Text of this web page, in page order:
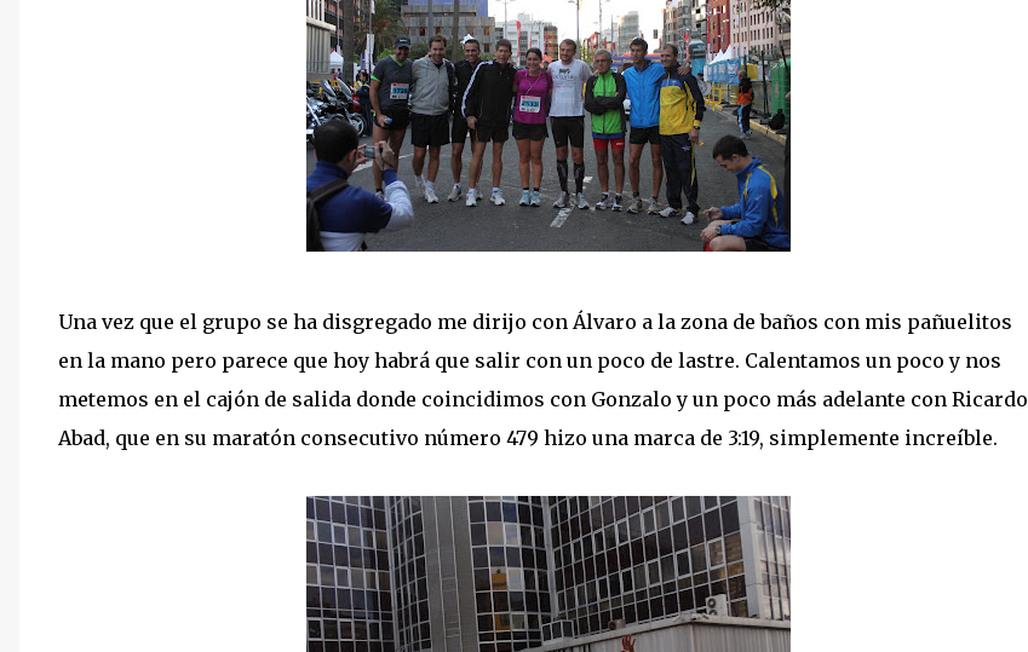
Una vez que el grupo se ha disgregado me dirijo con Álvaro a la zona de baños con mis pañuelitos
en la mano pero parece que hoy habrá que salir con un poco de lastre. Calentamos un poco y nos
metemos en el cajón de salida donde coincidimos con Gonzalo y un poco más adelante con Ricardo
Abad, que en su maratón consecutivo número 479 hizo una marca de 3:19, simplemente increíble.